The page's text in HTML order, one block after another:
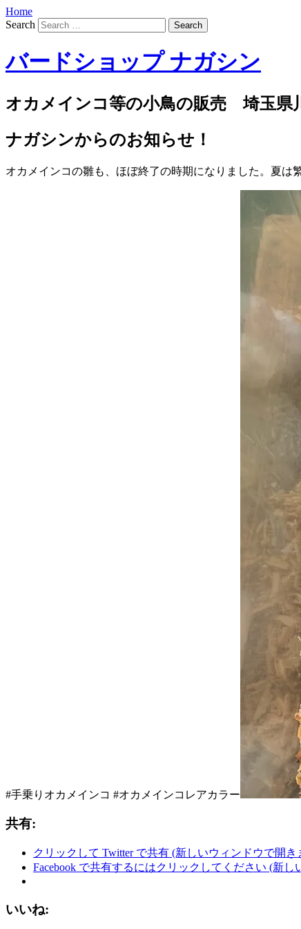
Home
Search
バードショップ ナガシン
オカメインコ等の小鳥の販売 埼玉県
ナガシンからのお知らせ！
オカメインコの雛も、ほぼ終了の時期になりました。夏は
#手乗りオカメインコ #オカメインコレアカラー
共有:
クリックして Twitter で共有 (新しいウィンドウで開き
Facebook で共有するにはクリックしてください (新
いいね: